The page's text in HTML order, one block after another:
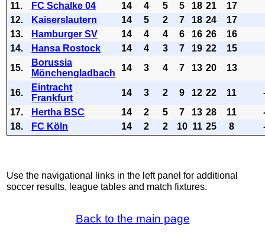
11.
FC Schalke 04 14 4 5 5 18 21
17
12.
Kaiserslautern 14 5 2 7 18 24
17
13.
Hamburger SV 14 4 4 6 16 26
16
14.
Hansa Rostock 14 4 3 7 19 22
15
15.
Borussia
Mönchengladbach
14 3 4 7 13 20 13
16.
Eintracht
Frankfurt
14 3 2 9 12 22 11
17.
Hertha BSC 14 2 5 7 13 28 11
18.
FC Köln 14 2 2 10 11 25 8
Use the navigational links in the left panel for additional
soccer results, league tables and match fixtures.
Back to the main page